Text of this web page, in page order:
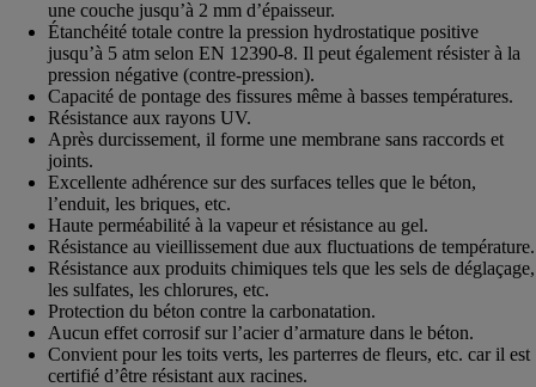
une couche jusqu’à 2 mm d’épaisseur.
Étanchéité totale contre la pression hydrostatique positive
jusqu’à 5 atm selon EN 12390-8. Il peut également résister à la
pression négative (contre-pression).
Capacité de pontage des fissures même à basses températures.
Résistance aux rayons UV.
Après durcissement, il forme une membrane sans raccords et
joints.
Excellente adhérence sur des surfaces telles que le béton,
l’enduit, les briques, etc.
Haute perméabilité à la vapeur et résistance au gel.
Résistance au vieillissement due aux fluctuations de température.
Résistance aux produits chimiques tels que les sels de déglaçage,
les sulfates, les chlorures, etc.
Protection du béton contre la carbonatation.
Aucun effet corrosif sur l’acier d’armature dans le béton.
Convient pour les toits verts, les parterres de fleurs, etc. car il est
certifié d’être résistant aux racines.